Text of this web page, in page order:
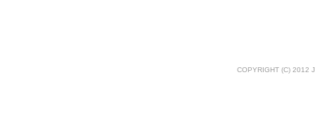
COPYRIGHT (C) 2012